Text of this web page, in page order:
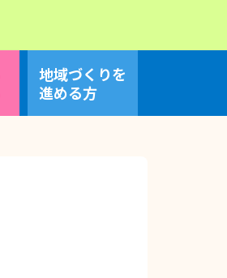
地域づくりを
進める方